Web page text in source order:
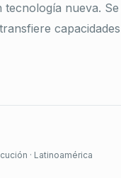
nueva.
· Latinoamérica